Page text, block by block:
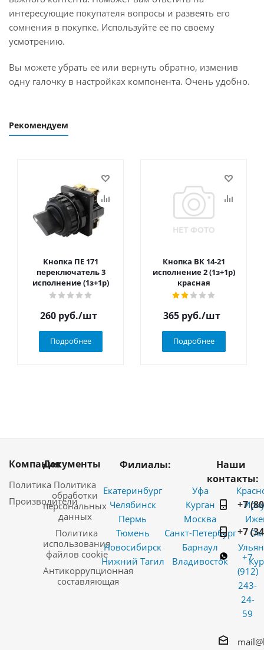
интересующие покупателя вопросы и развеять его
сомнения в покупке. Используйте её по своему
усмотрению.
Вы можете убрать её или вернуть обратно, изменив
одну галочку в настройках компонента. Очень удобно.
Рекомендуем
Кнопка ПЕ 171
переключатель 3
исполнение (1з+1р)
260 руб./шт
Подробнее
Кнопка ВК 14-21
исполнение 2 (1з+1р)
красная
365 руб./шт
Подробнее
Компания
Политика
Производители
Документы
Политика
обработки
персональных
данных
Политика
использования
файлов cookie
Антикоррупционная
составляющая
Филиалы:
Екатеринбург
Челябинск
Пермь
Тюмень
Новосибирск
Нижний Тагил
Уфа
Курган
Москва
Санкт-Петербург
Барнаул
Владивосток
Наши
контакты:
+7
+7
+7
(912)
243-
24-
59